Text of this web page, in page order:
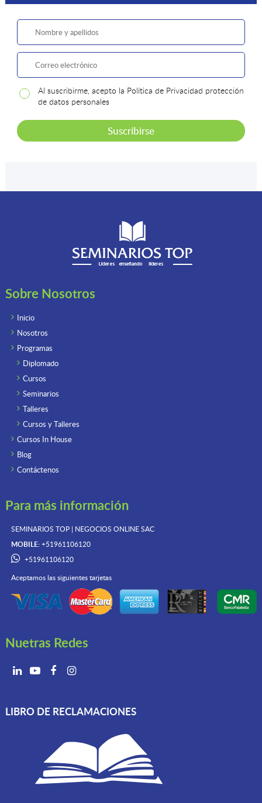
Al suscribirme, acepto la Política de Privacidad protección
de datos personales
Sobre Nosotros
Inicio
Nosotros
Programas
Diplomado
Cursos
Seminarios
Talleres
Cursos y Talleres
Cursos In House
Blog
Contáctenos
Para más información
SEMINARIOS TOP | NEGOCIOS ONLINESAC
MOBILE:+51961106120
+51961106120
Aceptamos las siguientes tarjetas
Nuetras Redes
LIBRO DE RECLAMACIONES